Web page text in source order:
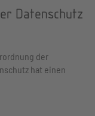
Datenschutz
der
hat einen